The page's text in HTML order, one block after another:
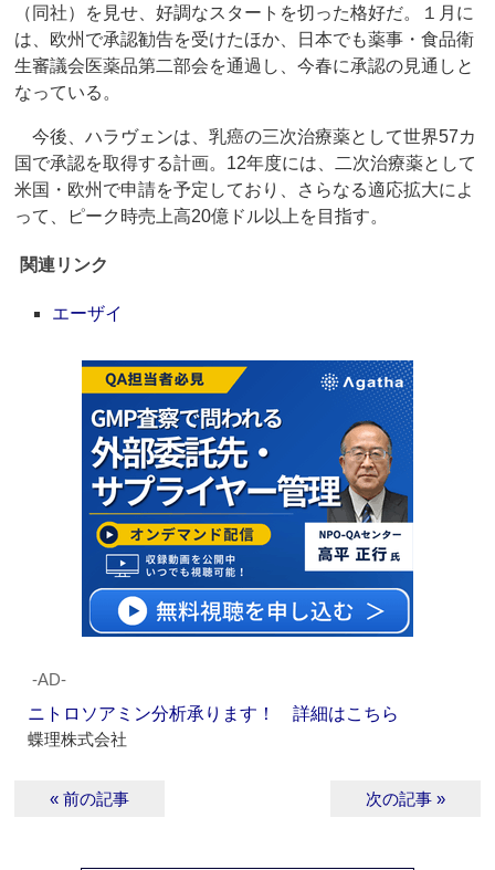
（同社）を見せ、好調なスタートを切った格好だ。１月に
は、欧州で承認勧告を受けたほか、日本でも薬事・食品衛
生審議会医薬品第二部会を通過し、今春に承認の見通しと
なっている。
今後、ハラヴェンは、乳癌の三次治療薬として世界57カ
国で承認を取得する計画。12年度には、二次治療薬として
米国・欧州で申請を予定しており、さらなる適応拡大によ
って、ピーク時売上高20億ドル以上を目指す。
関連リンク
エーザイ
‐AD‐
ニトロソアミン分析承ります！ 詳細はこちら
蝶理株式会社
« 前の記事 次の記事 »